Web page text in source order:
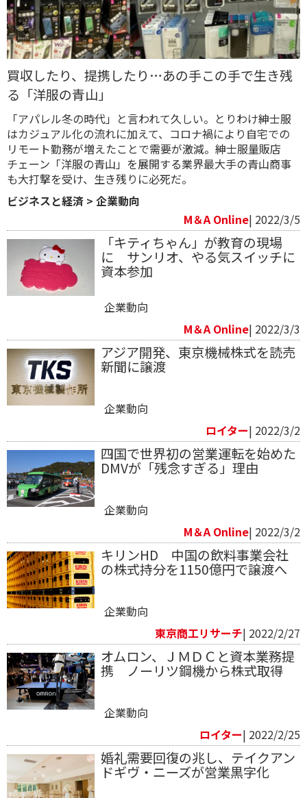
買収したり、提携したり…あの手この手で生き残
る「洋服の青山」
「アパレル冬の時代」と言われて久しい。とりわけ紳士服
はカジュアル化の流れに加えて、コロナ禍により自宅での
リモート勤務が増えたことで需要が激減。紳士服量販店
チェーン「洋服の青山」を展開する業界最大手の青山商事
も大打撃を受け、生き残りに必死だ。
ビジネスと経済 > 企業動向
M＆A Online| 2022/3/5
「キティちゃん」が教育の現場
に サンリオ、やる気スイッチに
資本参加
企業動向
M＆A Online| 2022/3/3
アジア開発、東京機械株式を読売
新聞に譲渡
企業動向
ロイター| 2022/3/2
四国で世界初の営業運転を始めた
DMVが「残念すぎる」理由
企業動向
M＆A Online| 2022/3/2
キリンHD 中国の飲料事業会社
の株式持分を1150億円で譲渡へ
企業動向
東京商工リサーチ| 2022/2/27
オムロン、ＪＭＤＣと資本業務提
携 ノーリツ鋼機から株式取得
企業動向
ロイター| 2022/2/25
婚礼需要回復の兆し、テイクアン
ドギヴ・ニーズが営業黒字化